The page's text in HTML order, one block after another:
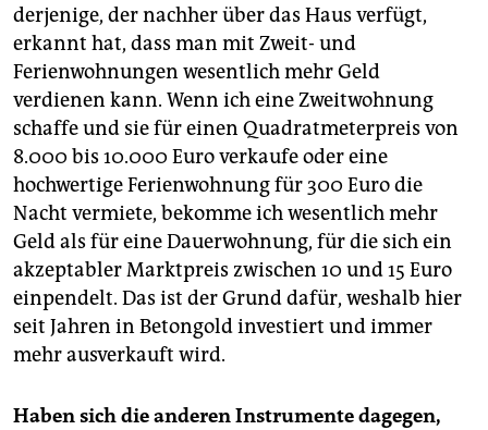
derjenige, der nachher über das Haus verfügt,
erkannt hat, dass man mit Zweit- und
Ferienwohnungen wesentlich mehr Geld
verdienen kann. Wenn ich eine Zweitwohnung
schaffe und sie für einen Quadratmeterpreis von
8.000 bis 10.000 Euro verkaufe oder eine
hochwertige Ferienwohnung für 300 Euro die
Nacht vermiete, bekomme ich wesentlich mehr
Geld als für eine Dauerwohnung, für die sich ein
akzeptabler Marktpreis zwischen 10 und 15 Euro
einpendelt. Das ist der Grund dafür, weshalb hier
seit Jahren in Betongold investiert und immer
mehr ausverkauft wird.
Haben sich die anderen Instrumente dagegen,